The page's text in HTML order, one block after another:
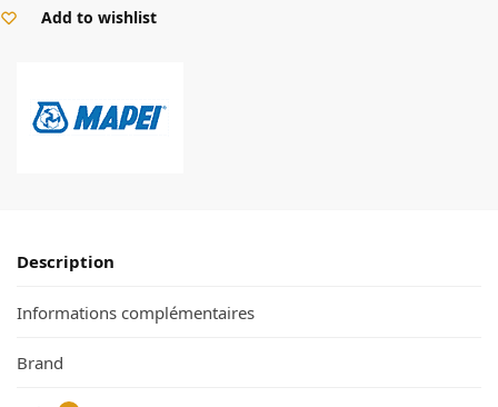
Add to wishlist
Description
Informations complémentaires
Brand